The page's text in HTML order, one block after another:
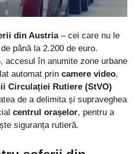
din Austria – cei care nu le
până la 2.200 de euro.
, accesul în anumite zone urbane
automat prin camere video.
Circulației Rutiere (StVO)
de a delimita și supraveghea
centrul orașelor, pentru a
siguranța rutieră.